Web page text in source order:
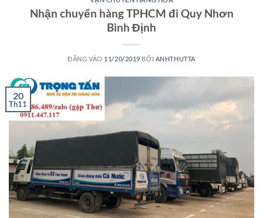
Nhận chuyển hàng TPHCM đi Quy Nhơn
Bình Định
ĐĂNG VÀO 11/20/2019 BỞI ANHTHUTTA
20
Th11